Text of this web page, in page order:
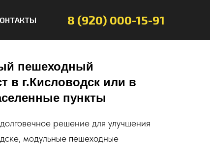
8 (920) 000-15-91
пешеходный
в г.Кисловодск или в
пункты
решение для улучшения
модульные пешеходные